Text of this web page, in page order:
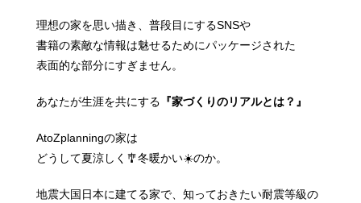
理想の家を思い描き、普段目にするSNSや
書籍の素敵な情報は魅せるためにパッケージされた
表面的な部分にすぎません。
あなたが生涯を共にする 『家づくりのリアルとは？』
AtoZplanningの家は
どうして夏涼しく🎐冬暖かい☀️のか。
地震大国日本に建てる家で、知っておきたい耐震等級の